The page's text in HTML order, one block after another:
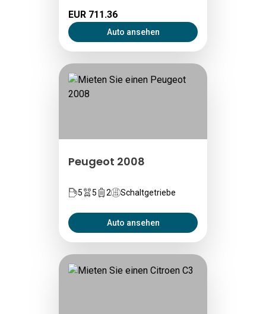
EUR 711.36
Auto ansehen
Peugeot 2008
5 5 2 Schaltgetriebe
Auto ansehen